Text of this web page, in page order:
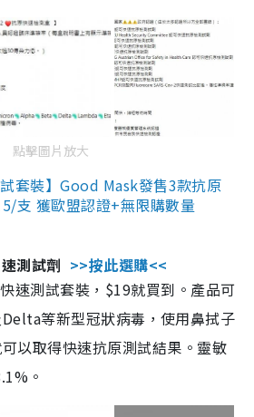
點擊圖片放大
套裝】Good Mask發售3款抗原
支 獲歐盟認證+無限購數量
測試劑 >>按此選購<<
速測試套裝，$19就買到。產品可
等新型冠狀病毒，使用鼻拭子
以取得快速抗原測試結果。靈敏
。